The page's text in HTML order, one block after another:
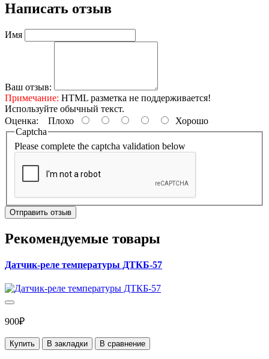
Написать отзыв
Имя
Ваш отзыв:
Примечание: HTML разметка не поддерживается!
Используйте обычный текст.
Оценка: Плохо
Хорошо
Captcha
Please complete the captcha validation below
Отправить отзыв
Рекомендуемые товары
Датчик-реле температуры ДТКБ-57
900₽
Купить В закладки В сравнение